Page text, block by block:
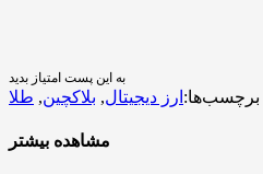
به این پست امتیاز بدید
برچسب‌ها: ارز دیجیتال, بلاکچین, طلا
مشاهده بیشتر